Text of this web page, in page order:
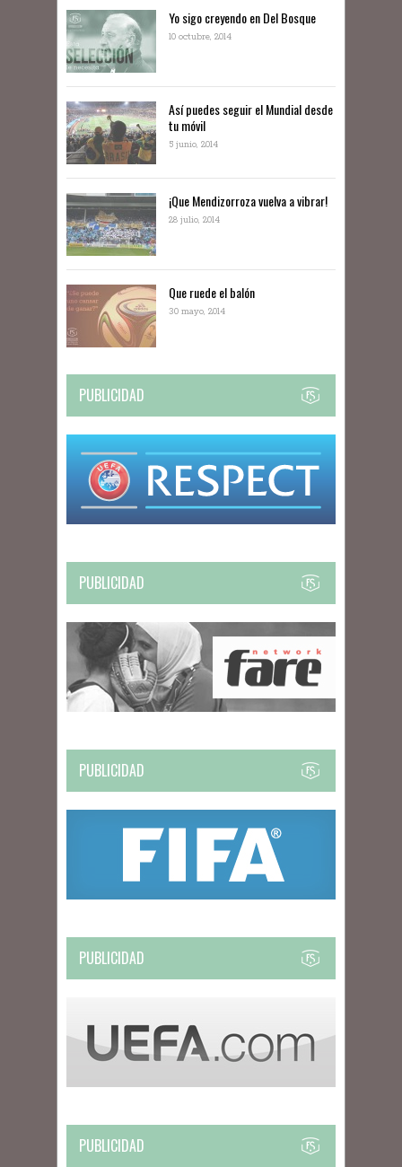
Yo sigo creyendo en Del Bosque
10 octubre, 2014
Así puedes seguir el Mundial desde
tu móvil
5 junio, 2014
¡Que Mendizorroza vuelva a vibrar!
28 julio, 2014
Que ruede el balón
30 mayo, 2014
PUBLICIDAD
PUBLICIDAD
PUBLICIDAD
PUBLICIDAD
PUBLICIDAD